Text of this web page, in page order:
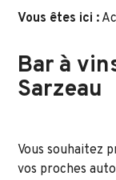
Vous êtes ici :
Bar à
Sarzeau
Vous souhaitez
vos proches